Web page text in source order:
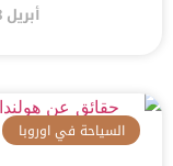
أبريل 18, 2026
السياحة في اوروبا